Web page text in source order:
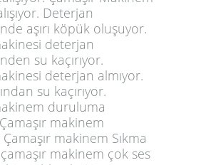
Deterjan
aşırı köpük oluşuyor.
deterjan
su kaçırıyor.
deterjan almıyor.
su kaçırıyor.
duruluma
makinem
Çamaşır makinem Sıkma
makinem çok ses